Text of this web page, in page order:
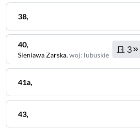
38,
40,
Sieniawa Zarska,woj: lubuskie
3
41a,
43,